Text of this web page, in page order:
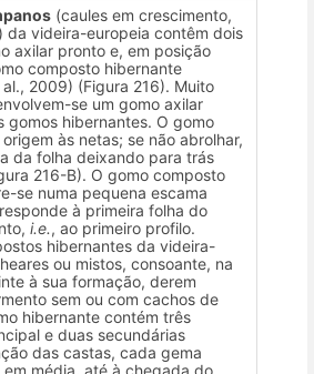
(caules em crescimento,
da videira-europeia contêm dois
axilar pronto e, em posição
composto hibernante
2009) (Figura 216). Muito
se um gomo axilar
gomos hibernantes. O gomo
às netas; se não abrolhar,
da folha deixando para trás
216-B). O gomo composto
se numa pequena escama
à primeira folha do
i.e., ao primeiro profilo.
hibernantes da videira-
ou mistos, consoante, na
à sua formação, derem
sem ou com cachos de
hibernante contém três
e duas secundárias
das castas, cada gema
média, até à chegada do